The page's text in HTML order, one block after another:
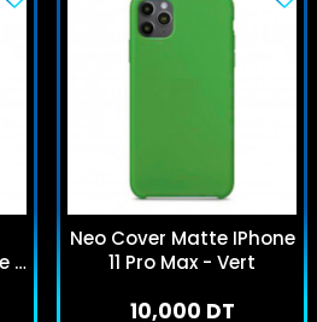
11
Neo Cover Matte IPhone
11 Pro Max - Vert
10,000 DT